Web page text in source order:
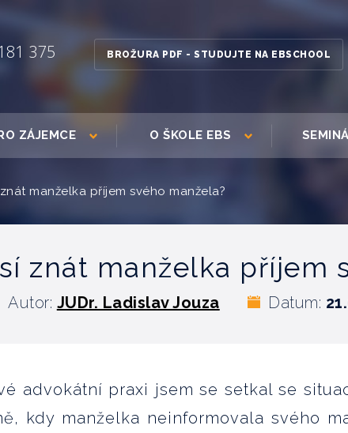
375 BROŽURA PDF - STUDUJTE NA EBSCHOOL
ZÁJEMCE O ŠKOLE EBS
manželka příjem svého manžela?
znát manželka příjem
Autor: JUDr. Ladislav Jouza Datum:
advokátní praxi jsem se setkal se
kdy manželka neinformovala svého